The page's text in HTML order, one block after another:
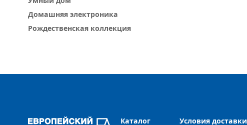
Домашняя электроника
Рождественская коллекция
Каталог
Условия доставки